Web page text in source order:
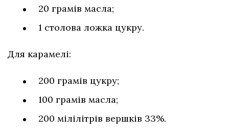
20 грамів масла;
1 столова ложка цукру.
Для карамелі:
200 грамів цукру;
100 грамів масла;
200 мілілітрів вершків 33%.